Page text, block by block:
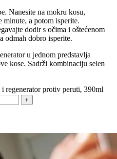
Nanesite na mokru kosu,
minute, a potom isperite.
dodir s očima i oštećenom
odmah dobro isperite.
u jednom predstavlja
kose. Sadrži kombinaciju selen
regenerator protiv peruti, 390ml